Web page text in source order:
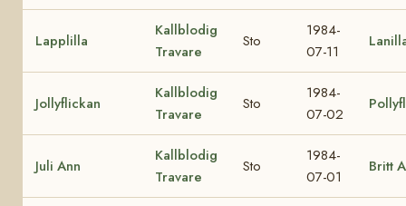
Lapplilla
Kallblodig
Travare
Sto
1984-
07-11
Jollyflickan
Kallblodig
Travare
Sto
1984-
07-02
Juli Ann
Kallblodig
Travare
Sto
1984-
07-01
Britt